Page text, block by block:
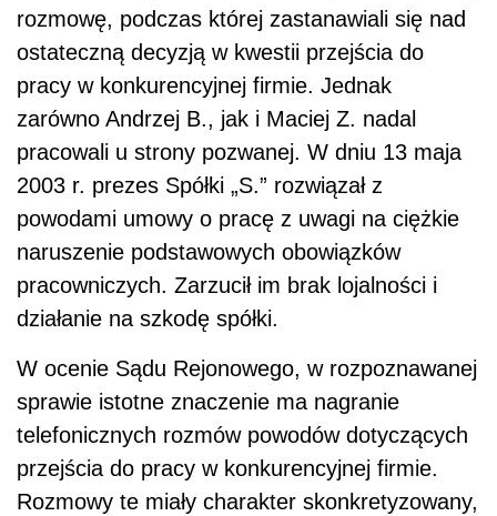
rozmowę, podczas której zastanawiali się nad
ostateczną decyzją w kwestii przejścia do
pracy w konkurencyjnej firmie. Jednak
zarówno Andrzej B., jak i Maciej Z. nadal
pracowali u strony pozwanej. W dniu 13 maja
2003 r. prezes Spółki „S.” rozwiązał z
powodami umowy o pracę z uwagi na ciężkie
naruszenie podstawowych obowiązków
pracowniczych. Zarzucił im brak lojalności i
działanie na szkodę spółki.
W ocenie Sądu Rejonowego, w rozpoznawanej
sprawie istotne znaczenie ma nagranie
telefonicznych rozmów powodów dotyczących
przejścia do pracy w konkurencyjnej firmie.
Rozmowy te miały charakter skonkretyzowany,